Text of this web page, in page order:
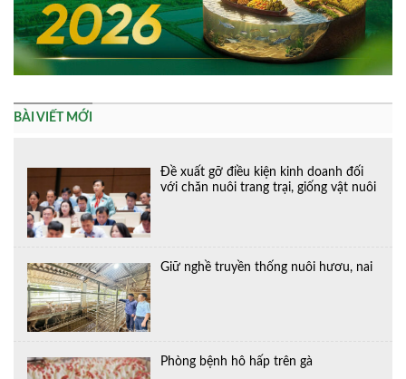
BÀI VIẾT MỚI
Đề xuất gỡ điều kiện kinh doanh đối
với chăn nuôi trang trại, giống vật nuôi
Giữ nghề truyền thống nuôi hươu, nai
Phòng bệnh hô hấp trên gà